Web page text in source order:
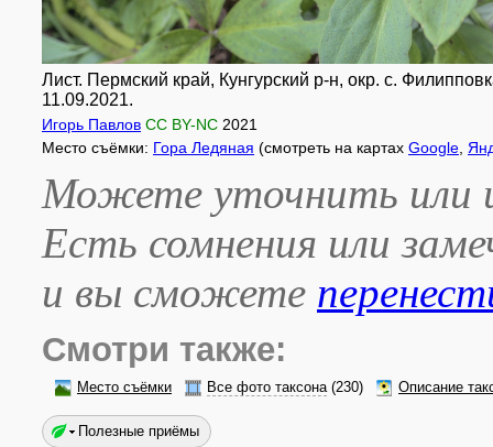
Лист. Пермский край, Кунгурский р-н, окр. с.
11.09.2021.
Игорь Павлов CC BY-NC 2021
Место съёмки: Гора Ледяная (смотреть на картах Google
Можете уточнить или
Есть сомнения или
и вы сможете
Смотри также:
Место съёмки Все фото таксона(230) Описание
Полезные приёмы